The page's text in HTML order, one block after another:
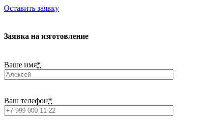
Оставить заявку
Заявка на изготовление
Ваше имя*
Ваш телефон*